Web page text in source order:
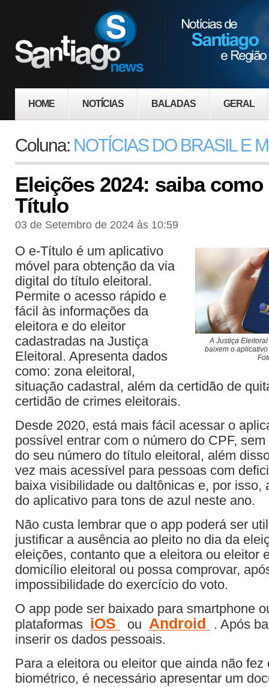
HOME NOTÍCIAS BALADAS GERAL
Coluna: NOTÍCIAS DO BRASIL E
Eleições 2024: saiba
Título
03 de Setembro de 2024 às 10:59
A Justiça
baixem o
O e-Título é um aplicativo
móvel para obtenção da via
digital do título eleitoral.
Permite o acesso rápido e
fácil às informações da
eleitora e do eleitor
cadastradas na Justiça
Eleitoral. Apresenta dados
como: zona eleitoral,
situação cadastral, além da certidão de
certidão de crimes eleitorais.
Desde 2020, está mais fácil acessar o
possível entrar com o número do CPF,
do seu número do título eleitoral, além
vez mais acessível para pessoas com
baixa visibilidade ou daltônicas e, por isso,
do aplicativo para tons de azul neste ano.
Não custa lembrar que o app poderá ser
justificar a ausência ao pleito no dia da
eleições, contanto que a eleitora ou eleitor
domicílio eleitoral ou possa comprovar,
impossibilidade do exercício do voto.
O app pode ser baixado para smartphone
plataformas iOS ou Android
. Após
inserir os dados pessoais.
Para a eleitora ou eleitor que ainda não fez
biométrico, é necessário apresentar um